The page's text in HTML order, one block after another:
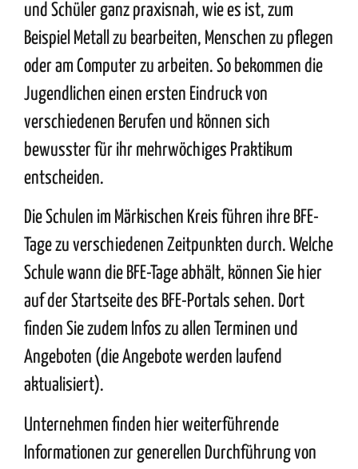
und Schüler ganz praxisnah, wie es ist, zum
Beispiel Metall zu bearbeiten, Menschen zu pflegen
oder am Computer zu arbeiten. So bekommen die
Jugendlichen einen ersten Eindruck von
verschiedenen Berufen und können sich
bewusster für ihr mehrwöchiges Praktikum
entscheiden.
Die Schulen im Märkischen Kreis führen ihre BFE-
Tage zu verschiedenen Zeitpunkten durch. Welche
Schule wann die BFE-Tage abhält, können Sie hier
auf der Startseite des BFE-Portals sehen. Dort
finden Sie zudem Infos zu allen Terminen und
Angeboten (die Angebote werden laufend
aktualisiert).
Unternehmen finden hierweiterführende
Informationen zur generellen Durchführung von